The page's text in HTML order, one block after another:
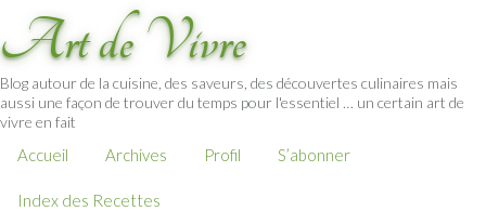
Art de Vivre
Blog autour de la cuisine, des saveurs, des découvertes culinaires mais
aussi une façon de trouver du temps pour l'essentiel … un certain art de
vivre en fait
Accueil Archives Profil S’abonner
Index des Recettes